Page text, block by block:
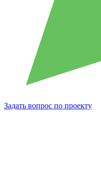
Задать вопрос по проекту